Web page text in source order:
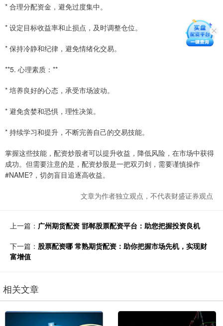
* 合理分配资金，避免过度集中。
* 设定目标收益率和止损点，及时调整仓位。
* 保持冷静和纪律，避免情绪化交易。
**5. 心理素质：**
* 培养良好的心态，承受市场波动。
* 避免贪婪和恐惧，理性决策。
* 持续学习和提升，不断完善自己的交易技能。
掌握这些技能，配资炒股者可以提升收益，降低风险，在市场中获得
成功。但需要注意的是，配资炒股是一把双刃剑，需要谨慎操作
#NAME?，切勿盲目追逐高收益。
文章为作者独立观点，不代表财盛证券观点
上一篇： 广州期货配资 邯郸股票配资平台：助您把握投资良机
下一篇： 股票配资哪 常熟期货配资：助你把握市场先机，实现财
富增值
相关文章